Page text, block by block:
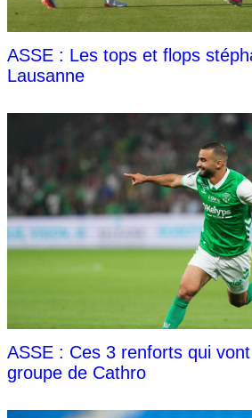
ASSE : Les tops et flops
Lausanne
ASSE : Ces 3 renforts qui
groupe de Cathro